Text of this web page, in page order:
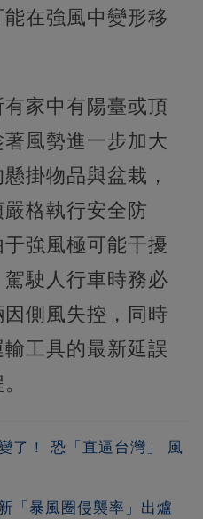
在強風中變形移
家中有陽臺或頂
風勢進一步加大
掛物品與盆栽，
格執行安全防
強風極可能干擾
駛人行車時務必
側風失控，同時
工具的最新延誤
了！ 恐「直逼台灣」 風
「暴風圈侵襲率」出爐